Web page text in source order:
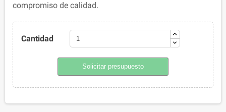
compromiso de calidad.
Cantidad
Solicitar presupuesto